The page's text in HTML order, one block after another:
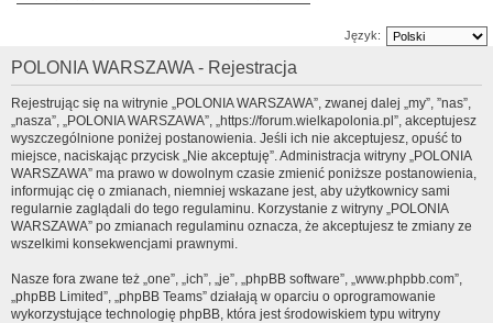
Język:
POLONIA WARSZAWA - Rejestracja
Rejestrując się na witrynie „POLONIA WARSZAWA”, zwanej dalej „my”, ”nas”,
„nasza”, „POLONIA WARSZAWA”, „https://forum.wielkapolonia.pl”, akceptujesz
wyszczególnione poniżej postanowienia. Jeśli ich nie akceptujesz, opuść to
miejsce, naciskając przycisk „Nie akceptuję”. Administracja witryny „POLONIA
WARSZAWA” ma prawo w dowolnym czasie zmienić poniższe postanowienia,
informując cię o zmianach, niemniej wskazane jest, aby użytkownicy sami
regularnie zaglądali do tego regulaminu. Korzystanie z witryny „POLONIA
WARSZAWA” po zmianach regulaminu oznacza, że akceptujesz te zmiany ze
wszelkimi konsekwencjami prawnymi.
Nasze fora zwane też „one”, „ich”, „je”, „phpBB software”, „www.phpbb.com”,
„phpBB Limited”, „phpBB Teams” działają w oparciu o oprogramowanie
wykorzystujące technologię phpBB, która jest środowiskiem typu witryny